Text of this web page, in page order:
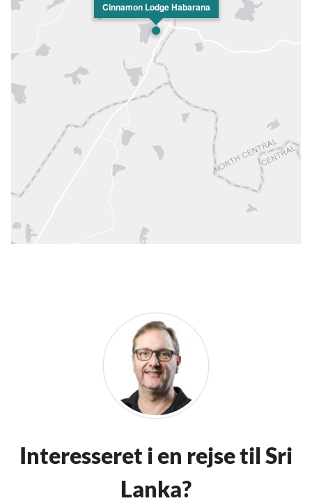
Cinnamon Lodge Habarana
Interesseret i en rejse til Sri
Lanka?